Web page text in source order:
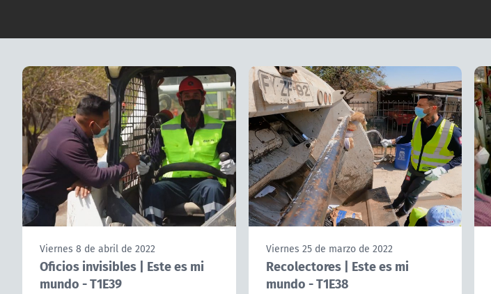
Viernes 8 de abril de 2022
Oficios invisibles | Este es mi
mundo - T1E39
Viernes 25 de marzo de 2022
Recolectores | Este es mi
mundo - T1E38